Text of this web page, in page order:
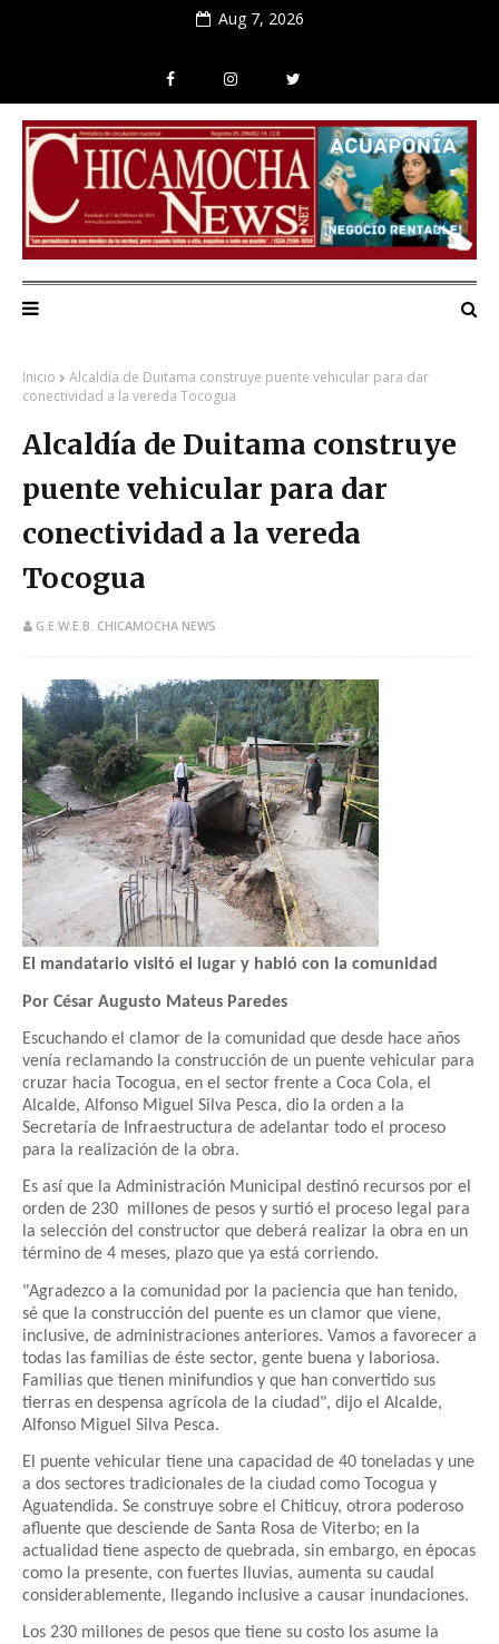
Aug 7, 2026
Inicio
Alcaldía de Duitama construye puente vehicular para dar
conectividad a la vereda Tocogua
Alcaldía de Duitama construye
puente vehicular para dar
conectividad a la vereda
Tocogua
G.E.W.E.B. CHICAMOCHA NEWS
El mandatario visitó el lugar y habló con la comunidad
Por César Augusto Mateus Paredes
Escuchando el clamor de la comunidad que desde hace años
venía reclamando la construcción de un puente vehicular para
cruzar hacia Tocogua, en el sector frente a Coca Cola, el
Alcalde, Alfonso Miguel Silva Pesca, dio la orden a la
Secretaría de Infraestructura de adelantar todo el proceso
para la realización de la obra.
Es así que la Administración Municipal destinó recursos por el
orden de 230 millones de pesos y surtió el proceso legal para
la selección del constructor que deberá realizar la obra en un
término de 4 meses, plazo que ya está corriendo.
"Agradezco a la comunidad por la paciencia que han tenido,
sé que la construcción del puente es un clamor que viene,
inclusive, de administraciones anteriores. Vamos a favorecer a
todas las familias de éste sector, gente buena y laboriosa.
Familias que tienen minifundios y que han convertido sus
tierras en despensa agrícola de la ciudad", dijo el Alcalde,
Alfonso Miguel Silva Pesca.
El puente vehicular tiene una capacidad de 40 toneladas y une
a dos sectores tradicionales de la ciudad como Tocogua y
Aguatendida. Se construye sobre el Chiticuy, otrora poderoso
afluente que desciende de Santa Rosa de Viterbo; en la
actualidad tiene aspecto de quebrada, sin embargo, en épocas
como la presente, con fuertes lluvias, aumenta su caudal
considerablemente, llegando inclusive a causar inundaciones.
Los 230 millones de pesos que tiene su costo los asume la